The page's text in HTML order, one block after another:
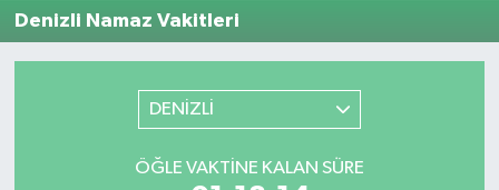
Denizli Namaz Vakitleri
DENİZLİ
ÖĞLE VAKTINE KALAN SÜRE
EKONOMİ
Süper Lig Puan Durumu ve Fikstür
Tüm Manşetler
Son Dakika Haberleri